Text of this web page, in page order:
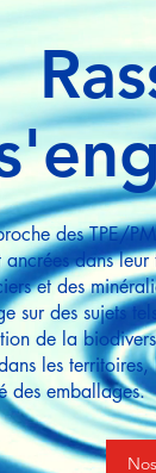
des TPE/
ancrées dans
et des
sur des sujets
de la
les
des emballages.